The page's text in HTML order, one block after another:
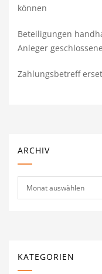
können
Beteiligungen
Anleger
Zahlungsbetreff
ARCHIV
KATEGORIEN